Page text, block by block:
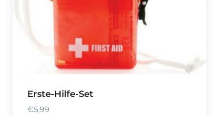
Erste-Hilfe-Set
€5,99